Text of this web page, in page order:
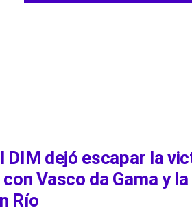
DIM dejó escapar la
con Vasco da Gama y
Río